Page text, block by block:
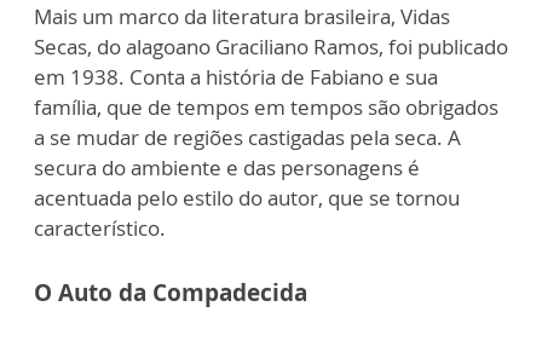
Mais um marco da literatura brasileira, Vidas
Secas, do alagoano Graciliano Ramos, foi publicado
em 1938. Conta a história de Fabiano e sua
família, que de tempos em tempos são obrigados
a se mudar de regiões castigadas pela seca. A
secura do ambiente e das personagens é
acentuada pelo estilo do autor, que se tornou
característico.
O Auto da Compadecida